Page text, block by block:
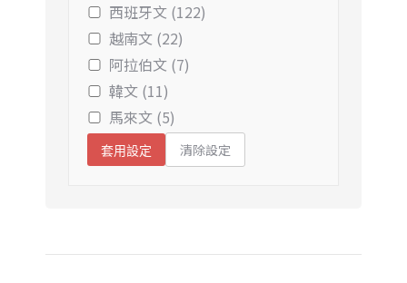
西班牙文 (122)
越南文 (22)
阿拉伯文 (7)
韓文 (11)
馬來文 (5)
套用設定 清除設定